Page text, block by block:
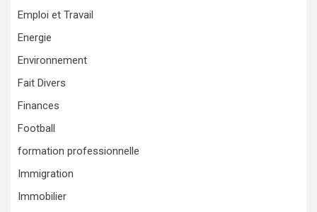
Emploi et Travail
Energie
Environnement
Fait Divers
Finances
Football
formation professionnelle
Immigration
Immobilier